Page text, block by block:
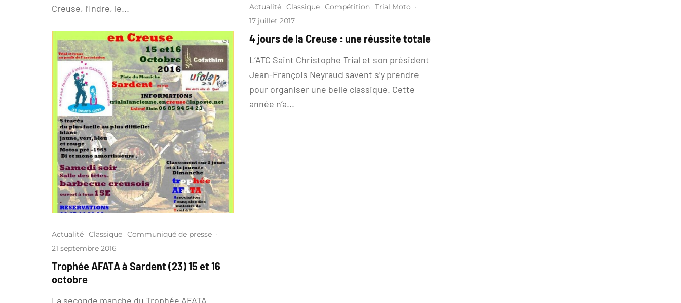
Creuse, l’Indre, le...
Actualité Classique Communiqué de presse ·
21 septembre 2016
Trophée AFATA à Sardent (23) 15 et 16
octobre
La seconde manche du Trophée AFATA
Actualité Classique Compétition Trial Moto ·
17 juillet 2017
4 jours de la Creuse : une réussite totale
L’ATC Saint Christophe Trial et son président
Jean-François Neyraud savent s’y prendre
pour organiser une belle classique. Cette
année n’a...